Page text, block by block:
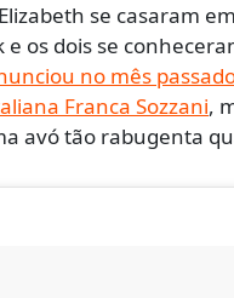
se casaram
e os dois se
no mês
Franca Sozzani,
avó tão rabugenta